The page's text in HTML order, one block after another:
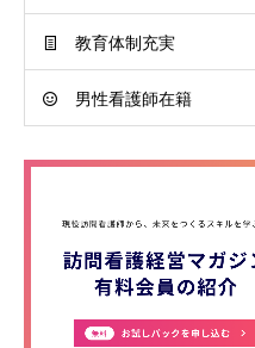
教育体制充実
男性看護師在籍